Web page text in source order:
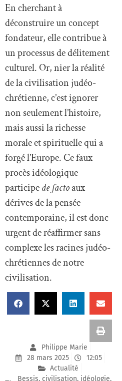
En cherchant à
déconstruire un concept
fondateur, elle contribue à
un processus de délitement
culturel. Or, nier la réalité
de la civilisation judéo-
chrétienne, c’est ignorer
non seulement l’histoire,
mais aussi la richesse
morale et spirituelle qui a
forgé l’Europe. Ce faux
procès idéologique
participede factoaux
dérives de la pensée
contemporaine, il est donc
urgent de réaffirmer sans
complexe les racines judéo-
chrétiennes de notre
civilisation.
Philippe Marie
28 mars 2025
12:05
Actualité
Bessis, civilisation, idéologie,